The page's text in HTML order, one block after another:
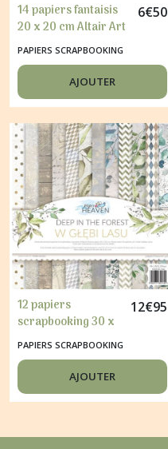
14 papiers fantaisis
20 x 20 cm Altair Art
BUTTERFLY EFFECT
6€50
PAPIERS SCRAPBOOKING
AJOUTER
12 papiers
scrapbooking 30 x
30 cm DEEP IN THE
FOREST
12€95
PAPIERS SCRAPBOOKING
AJOUTER